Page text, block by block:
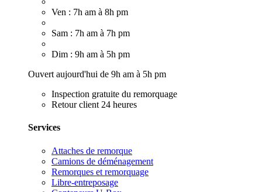
Ven : 7h am à 8h pm
Sam : 7h am à 7h pm
Dim : 9h am à 5h pm
Ouvert aujourd'hui de 9h am à 5h pm
Inspection gratuite du remorquage
Retour client 24 heures
Services
Attaches de remorque
Camions de déménagement
Remorques et remorquage
Libre-entreposage